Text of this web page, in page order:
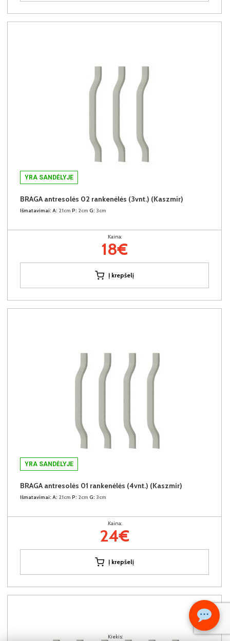
Kiekis:
YRA SANDĖLYJE
BRAGA antresolės 02 rankenėlės (3vnt.) (Kaszmir)
Išmatavimai: A: 21cm P: 2cm G: 3cm
Kaina:
18€
Į krepšelį
YRA SANDĖLYJE
BRAGA antresolės 01 rankenėlės (4vnt.) (Kaszmir)
Išmatavimai: A: 21cm P: 2cm G: 3cm
Kaina:
24€
Į krepšelį